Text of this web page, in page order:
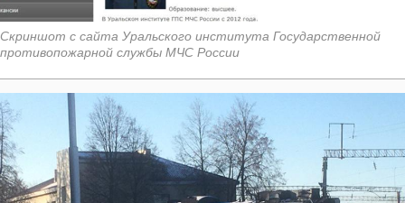
Скриншот с сайта Уральского института Государственной
противопожарной службы МЧС России